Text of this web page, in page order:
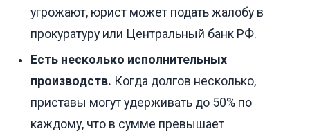
угрожают, юрист может подать жалобу в
прокуратуру или Центральный банк РФ.
Есть несколько исполнительных
производств. Когда долгов несколько,
приставы могут удерживать до 50% по
каждому, что в сумме превышает